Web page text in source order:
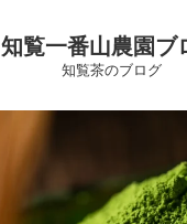
知覧一番山農園ブ
知覧茶のブログ